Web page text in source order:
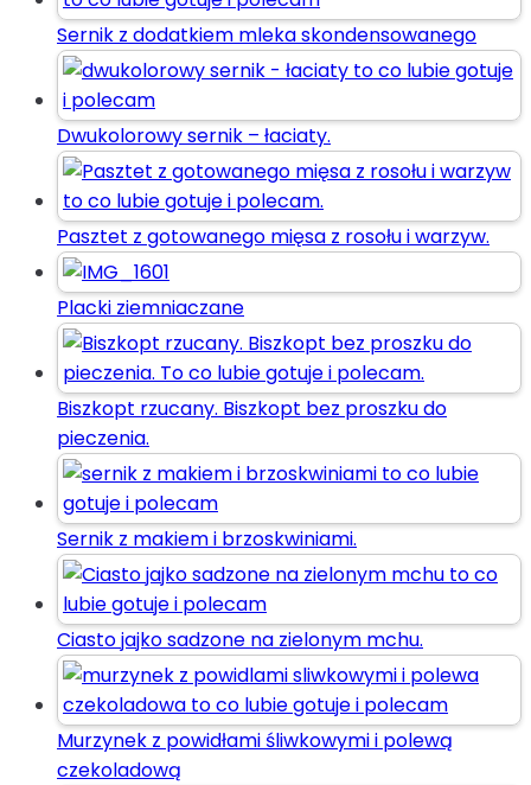
Sernik z dodatkiem mleka skondensowanego
Dwukolorowy sernik – łaciaty.
Pasztet z gotowanego mięsa z rosołu i warzyw.
Placki ziemniaczane
Biszkopt rzucany. Biszkopt bez proszku do
pieczenia.
Sernik z makiem i brzoskwiniami.
Ciasto jajko sadzone na zielonym mchu.
Murzynek z powidłami śliwkowymi i polewą
czekoladową